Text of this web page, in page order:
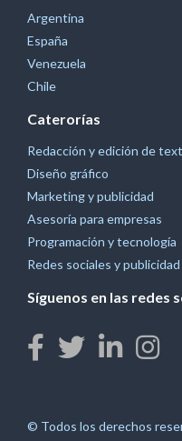
Argentina
España
Venezuela
Chile
Caterorías
Redacción y edición de
Diseño gráfico
Marketing y publicidad
Asesoría para empresas
Programación y tecnología
Redes sociales y
Síguenos en las redes
© Todos los derechos